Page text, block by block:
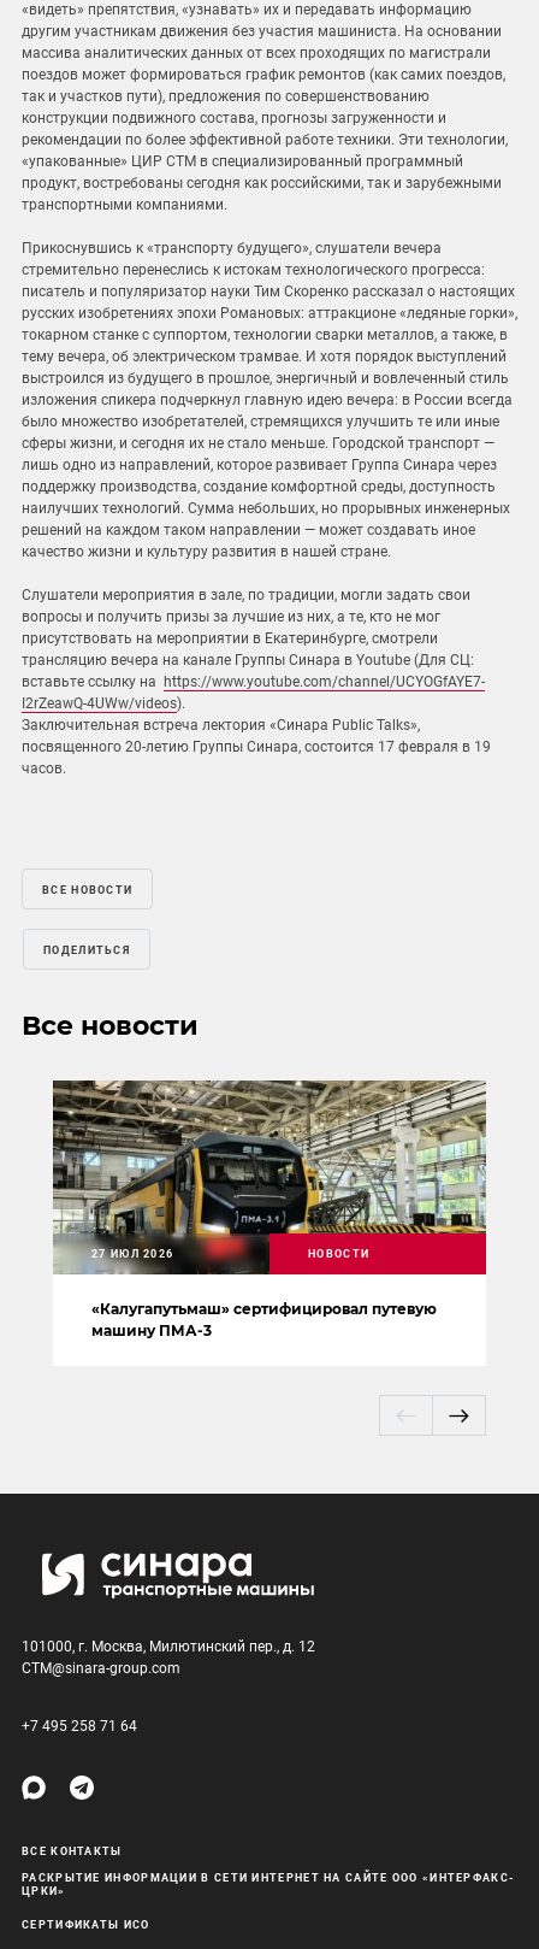
«видеть» препятствия, «узнавать» их и передавать информацию
другим участникам движения без участия машиниста. На основании
массива аналитических данных от всех проходящих по магистрали
поездов может формироваться график ремонтов (как самих поездов,
так и участков пути), предложения по совершенствованию
конструкции подвижного состава, прогнозы загруженности и
рекомендации по более эффективной работе техники. Эти технологии,
«упакованные» ЦИР СТМ в специализированный программный
продукт, востребованы сегодня как российскими, так и зарубежными
транспортными компаниями.
Прикоснувшись к «транспорту будущего», слушатели вечера
стремительно перенеслись к истокам технологического прогресса:
писатель и популяризатор науки Тим Скоренко рассказал о настоящих
русских изобретениях эпохи Романовых: аттракционе «ледяные горки»,
токарном станке с суппортом, технологии сварки металлов, а также, в
тему вечера, об электрическом трамвае. И хотя порядок выступлений
выстроился из будущего в прошлое, энергичный и вовлеченный стиль
изложения спикера подчеркнул главную идею вечера: в России всегда
было множество изобретателей, стремящихся улучшить те или иные
сферы жизни, и сегодня их не стало меньше. Городской транспорт —
лишь одно из направлений, которое развивает Группа Синара через
поддержку производства, создание комфортной среды, доступность
наилучших технологий. Сумма небольших, но прорывных инженерных
решений на каждом таком направлении — может создавать иное
качество жизни и культуру развития в нашей стране.
Слушатели мероприятия в зале, по традиции, могли задать свои
вопросы и получить призы за лучшие из них, а те, кто не мог
присутствовать на мероприятии в Екатеринбурге, смотрели
трансляцию вечера на канале Группы Синара в Youtube (Для СЦ:
вставьте ссылку на
https://www.youtube.com/channel/UCYOGfAYE7-
I2rZeawQ-4UWw/videos).
Заключительная встреча лектория «Синара Public Talks»,
посвященного 20-летию Группы Синара, состоится 17 февраля в 19
часов.
ВСЕ НОВОСТИ
ПОДЕЛИТЬСЯ
Все новости
«Калугапутьмаш» сертифицировал путевую
машину ПМА-3
27 ИЮЛ 2026 НОВОСТИ
101000, г. Москва, Милютинский пер., д. 12
CTM@sinara-group.com
+7 495 258 71 64
ВСЕ КОНТАКТЫ
РАСКРЫТИЕ ИНФОРМАЦИИ В СЕТИ ИНТЕРНЕТ НА САЙТЕ ООО «ИНТЕРФАКС-
ЦРКИ»
СЕРТИФИКАТЫ ИСО